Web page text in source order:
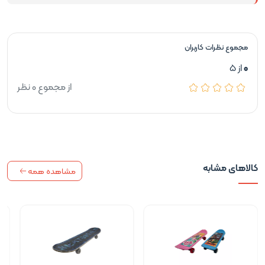
کالاهای مشابه مشاهده همه
مجموع نظرات کاربران
0از 5
از مجموع 0 نظر